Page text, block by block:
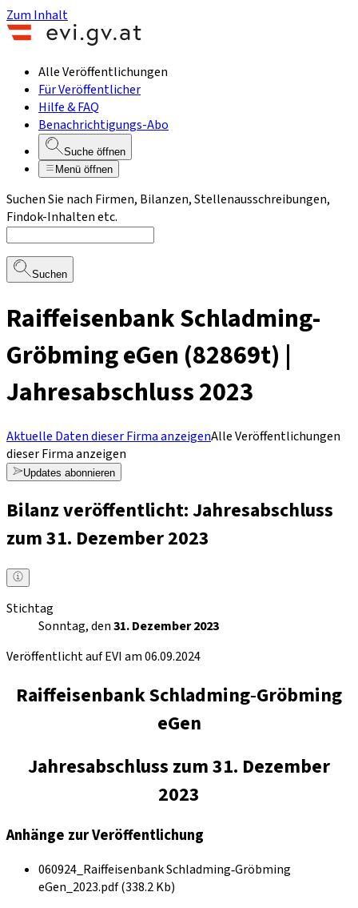
Zum Inhalt
Alle Veröffentlichungen
Für Veröffentlicher
Hilfe & FAQ
Benachrichtigungs-Abo
Suche öffnen
Menü öffnen
Suchen Sie nach Firmen, Bilanzen, Stellenausschreibungen,
Findok-Inhalten etc.
Suchen
Raiffeisenbank Schladming-
Gröbming eGen (82869t) |
Jahresabschluss 2023
Aktuelle Daten dieser Firma anzeigenAlle Veröffentlichungen
dieser Firma anzeigen
Updates abonnieren
Bilanz veröffentlicht: Jahresabschluss
zum 31. Dezember 2023
Stichtag
Sonntag, den31. Dezember 2023
Veröffentlicht auf EVI am 06.09.2024
Raiffeisenbank Schladming‐Gröbming
eGen
Jahresabschluss zum 31. Dezember
2023
Anhänge zur Veröffentlichung
060924_Raiffeisenbank Schladming‐Gröbming
eGen_2023.pdf (338.2 Kb)